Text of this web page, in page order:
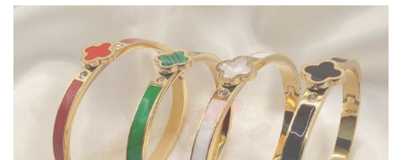
انتقل
معرض